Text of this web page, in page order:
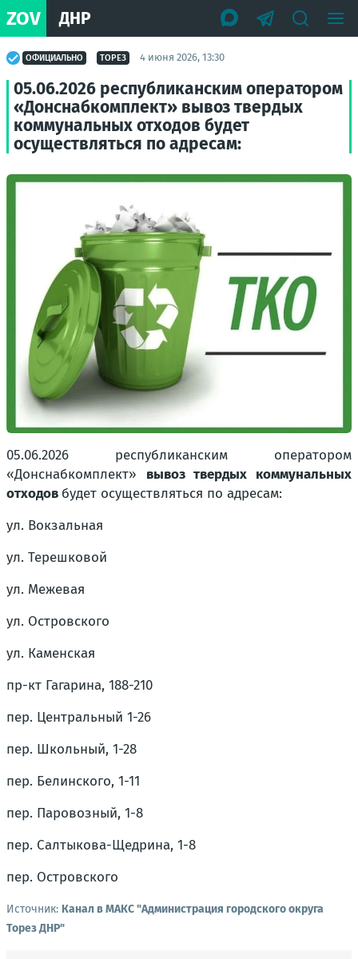
ZOV ДНР
ОФИЦИАЛЬНО ТОРЕЗ 4 июня 2026, 13:30
05.06.2026 республиканским оператором
«Донснабкомплект» вывоз твердых
коммунальных отходов будет
осуществляться по адресам:
05.06.2026 республиканским оператором
«Донснабкомплект» вывоз твердых коммунальных
отходов будет осуществляться по адресам:
ул. Вокзальная
ул. Терешковой
ул. Межевая
ул. Островского
ул. Каменская
пр-кт Гагарина, 188-210
пер. Центральный 1-26
пер. Школьный, 1-28
пер. Белинского, 1-11
пер. Паровозный, 1-8
пер. Салтыкова-Щедрина, 1-8
пер. Островского
Источник: Канал в МАКС "Администрация городского округа
Торез ДНР"